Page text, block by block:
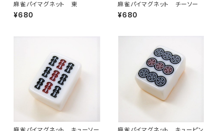
麻雀パイマグネット 東
¥680
麻雀パイマグネット チーソー
¥680